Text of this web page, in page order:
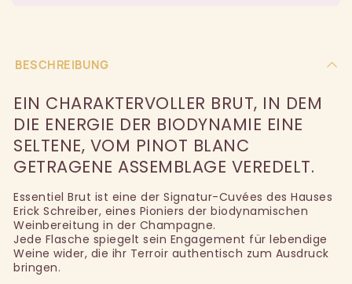
BESCHREIBUNG
EIN CHARAKTERVOLLER BRUT, IN DEM
DIE ENERGIE DER BIODYNAMIE EINE
SELTENE, VOM PINOT BLANC
GETRAGENE ASSEMBLAGE VEREDELT.
Essentiel Brut ist eine der Signatur-Cuvées des Hauses
Erick Schreiber, eines Pioniers der biodynamischen
Weinbereitung in der Champagne.
Jede Flasche spiegelt sein Engagement für lebendige
Weine wider, die ihr Terroir authentisch zum Ausdruck
bringen.